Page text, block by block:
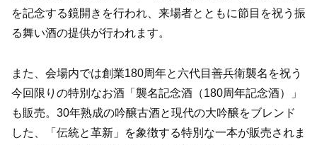
を記念する鏡開きを行われ、来場者とともに節目を祝う振
る舞い酒の提供が行われます。
また、会場内では創業180周年と六代目善兵衛襲名を祝う
今回限りの特別なお酒「襲名記念酒（180周年記念酒）」
も販売。30年熟成の吟醸古酒と現代の大吟醸をブレンド
した、「伝統と革新」を象徴する特別な一本が販売されま